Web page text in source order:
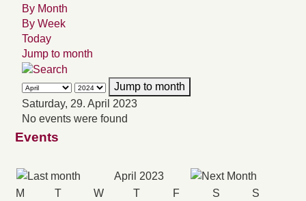
By Month
By Week
Today
Jump to month
Jump to month
Saturday, 29. April 2023
No events were found
Events
April 2023
M T W T F S S